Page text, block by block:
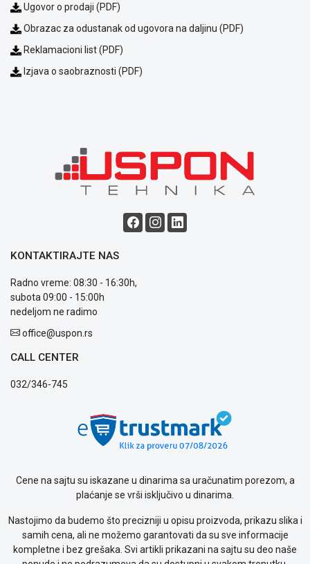
privatnosti
Politika
o
kolačićima
Provera
Ugovor o prodaji (PDF)
Obrazac za odustanak od ugovora na daljinu (PDF)
Reklamacioni list (PDF)
Izjava o saobraznosti (PDF)
KONTAKTIRAJTE NAS
Radno vreme: 08:30 - 16:30h,
subota 09:00 - 15:00h
nedeljom ne radimo
office@uspon.rs
CALL CENTER
032/346-745
Cene na sajtu su iskazane u dinarima sa uračunatim porezom, a
plaćanje se vrši isključivo u dinarima.
Nastojimo da budemo što precizniji u opisu proizvoda, prikazu slika i
samih cena, ali ne možemo garantovati da su sve informacije
kompletne i bez grešaka. Svi artikli prikazani na sajtu su deo naše